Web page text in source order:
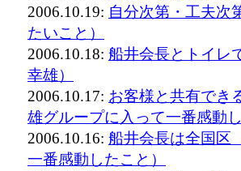
2006.10.19: 自分次第・工夫
たいこと）
2006.10.18: 船井会長とトイレ
幸雄）
2006.10.17: お客様と共有で
雄グループに入って一番感動
2006.10.16: 船井会長は全国区
一番感動したこと）